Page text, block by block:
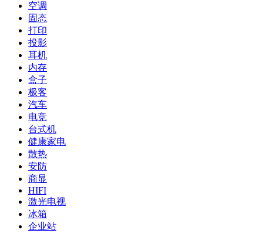
空调
固态
打印
投影
耳机
内存
盒子
极客
汽车
电竞
台式机
健康家电
散热
安防
商显
HIFI
激光电视
冰箱
企业站